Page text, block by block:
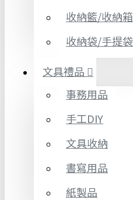
收納籃/收納箱
收納袋/手提袋
文具禮品
事務用品
手工DIY
文具收納
書寫用品
紙製品